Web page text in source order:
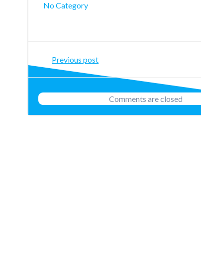
No Category
Post
navigation
Previous post
Comments are closed